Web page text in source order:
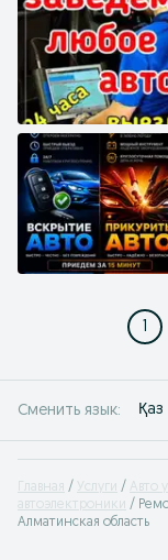
1
Сменить язык: Қаз
Главная Услуги Авто
автоэлектроники
Алматинская область